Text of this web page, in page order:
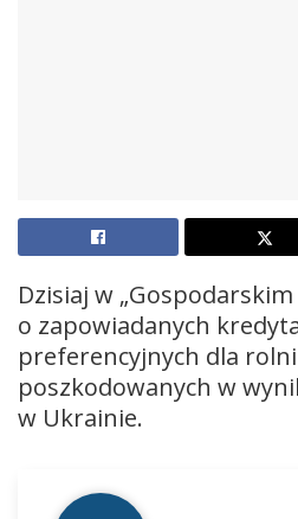
Dzisiaj w
o zapowiadanych
preferencyjnych dla
poszkodowanych w
w Ukrainie.
plików